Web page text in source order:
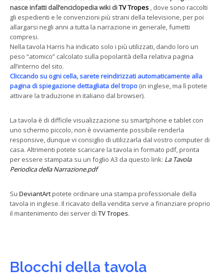
nasce infatti dall’enciclopedia wiki diTV Tropes , dove sono raccolti
gli espedienti e le convenzioni più strani della televisione, per poi
allargarsi negli anni a tutta la narrazione in generale, fumetti
compresi.
Nella tavola Harris ha indicato solo i più utilizzati, dando loro un
peso “atomico” calcolato sulla popolarità della relativa pagina
all’interno del sito.
Cliccando su ogni cella, sarete reindirizzati automaticamente alla
pagina di spiegazione dettagliata del tropo (in inglese, ma lì potete
attivare la traduzione in italiano dal browser).
La tavola è di difficile visualizzazione su smartphone e tablet con
uno schermo piccolo, non è ovviamente possibile renderla
responsive, dunque vi consiglio di utilizzarla dal vostro computer di
casa. Altrimenti potete scaricare la tavola in formato pdf, pronta
per essere stampata su un foglio A3 da questo link: La Tavola
Periodica della Narrazione.pdf
Su DeviantArtpotete ordinare una stampa professionale della
tavola in inglese. Il ricavato della vendita serve a finanziare proprio
il mantenimento dei server di TV Tropes.
Blocchi della tavola